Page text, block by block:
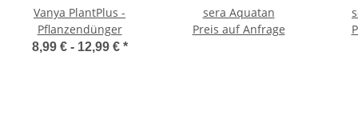
Vanya PlantPlus -
Pflanzendünger
8,99 € - 12,99 € *
sera Aquatan
Preis auf Anfrage